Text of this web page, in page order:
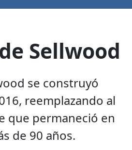
Sellwood
se construyó
reemplazando al
que permaneció en
de 90 años.